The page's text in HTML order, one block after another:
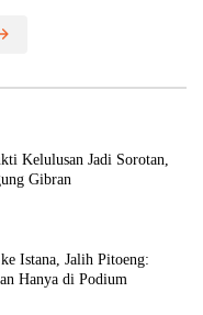
Kelulusan Jadi Sorotan,
Gibran
Istana, Jalih Pitoeng:
Hanya di Podium